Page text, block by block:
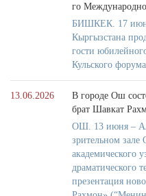
го
БИШКЕК. 17
Кыргызстана
гости
Кульского
13.06.2026
В городе Ош
брат Шавкат
ОШ. 13 июня –
зрительном зале
академического
драматического
презентация